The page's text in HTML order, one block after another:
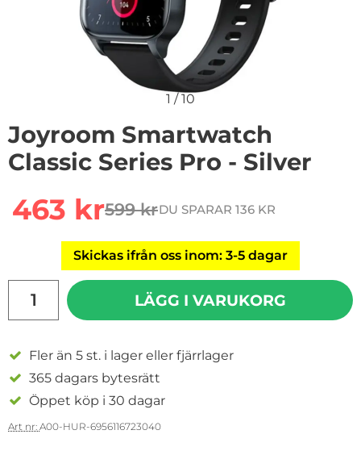
1 /10
Joyroom Smartwatch
Classic Series Pro - Silver
rea pris
463 krtidigare pris
599 krDU SPARAR 136 KR
Skickas ifrån oss inom: 3-5 dagar
LÄGG I VARUKORG
Fler än 5 st. i lager eller fjärrlager
365 dagars bytesrätt
Öppet köp i 30 dagar
Art nr: A00-HUR-6956116723040